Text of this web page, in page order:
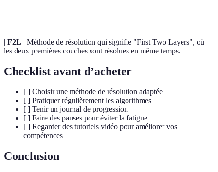
| F2L | Méthode de résolution qui signifie "First Two Layers", où
les deux premières couches sont résolues en même temps.
Checklist avant d’acheter
[ ] Choisir une méthode de résolution adaptée
[ ] Pratiquer régulièrement les algorithmes
[ ] Tenir un journal de progression
[ ] Faire des pauses pour éviter la fatigue
[ ] Regarder des tutoriels vidéo pour améliorer vos
compétences
Conclusion